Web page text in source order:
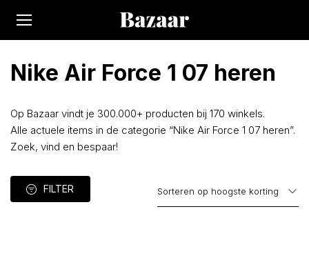
Nike Air Force 1 07 heren
Op Bazaar vindt je 300.000+ producten bij 170 winkels.
Alle actuele items in de categorie “Nike Air Force 1 07 heren”.
Zoek, vind en bespaar!
FILTER